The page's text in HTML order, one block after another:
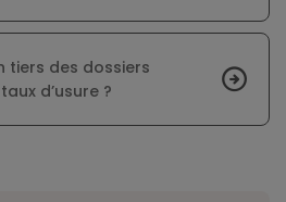
tiers des dossiers
d’usure ?